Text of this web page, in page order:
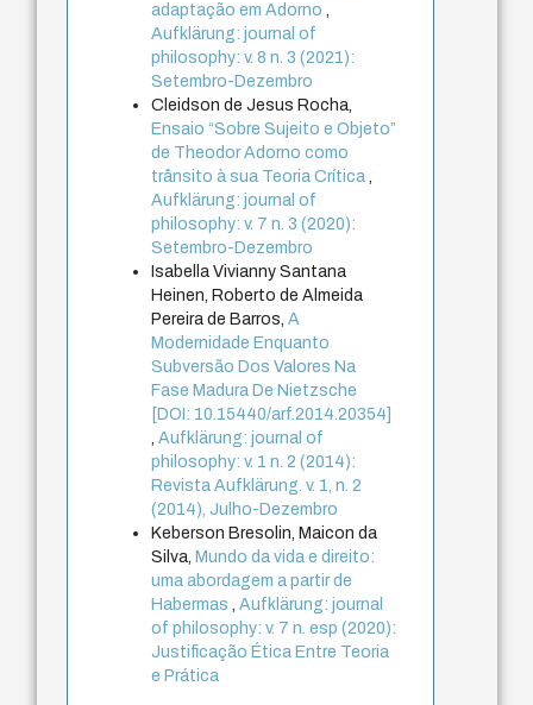
adaptação em Adorno,
Aufklärung: journal of
philosophy: v. 8 n. 3 (2021):
Setembro-Dezembro
Cleidson de Jesus Rocha,
Ensaio “Sobre Sujeito e Objeto”
de Theodor Adorno como
trânsito à sua Teoria Crítica,
Aufklärung: journal of
philosophy: v. 7 n. 3 (2020):
Setembro-Dezembro
Isabella Vivianny Santana
Heinen, Roberto de Almeida
Pereira de Barros,A
Modernidade Enquanto
Subversão Dos Valores Na
Fase Madura De Nietzsche
[DOI: 10.15440/arf.2014.20354]
,Aufklärung: journal of
philosophy: v. 1 n. 2 (2014):
Revista Aufklärung. v. 1, n. 2
(2014), Julho-Dezembro
Keberson Bresolin, Maicon da
Silva, Mundo da vida e direito:
uma abordagem a partir de
Habermas,Aufklärung: journal
of philosophy: v. 7 n. esp (2020):
Justificação Ética Entre Teoria
e Prática